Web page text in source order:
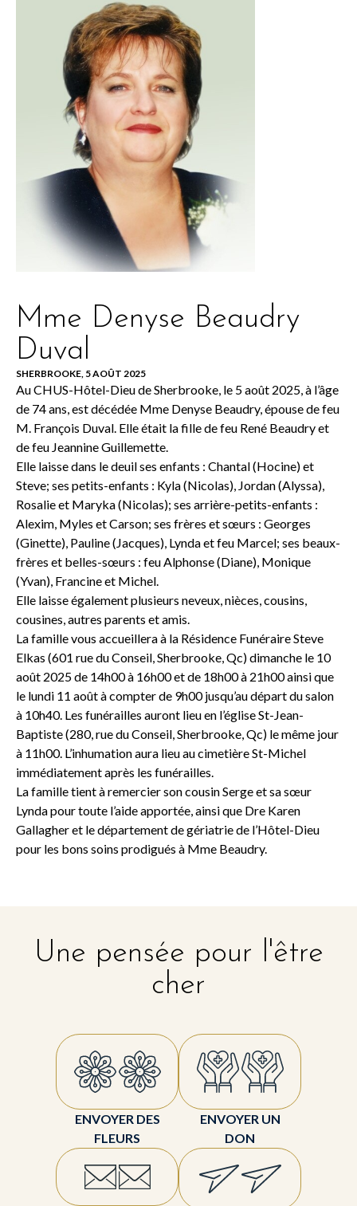
Mme Denyse Beaudry
Duval
SHERBROOKE, 5 AOÛT 2025
Au CHUS-Hôtel-Dieu de Sherbrooke, le 5 août 2025, à l’âge
de 74 ans, est décédée Mme Denyse Beaudry, épouse de feu
M. François Duval. Elle était la fille de feu René Beaudry et
de feu Jeannine Guillemette.
Elle laisse dans le deuil ses enfants : Chantal (Hocine) et
Steve; ses petits-enfants : Kyla (Nicolas), Jordan (Alyssa),
Rosalie et Maryka (Nicolas); ses arrière-petits-enfants :
Alexim, Myles et Carson; ses frères et sœurs : Georges
(Ginette), Pauline (Jacques), Lynda et feu Marcel; ses beaux-
frères et belles-sœurs : feu Alphonse (Diane), Monique
(Yvan), Francine et Michel.
Elle laisse également plusieurs neveux, nièces, cousins,
cousines, autres parents et amis.
La famille vous accueillera à la Résidence Funéraire Steve
Elkas (601 rue du Conseil, Sherbrooke, Qc) dimanche le 10
août 2025 de 14h00 à 16h00 et de 18h00 à 21h00 ainsi que
le lundi 11 août à compter de 9h00 jusqu’au départ du salon
à 10h40. Les funérailles auront lieu en l’église St-Jean-
Baptiste (280, rue du Conseil, Sherbrooke, Qc) le même jour
à 11h00. L’inhumation aura lieu au cimetière St-Michel
immédiatement après les funérailles.
La famille tient à remercier son cousin Serge et sa sœur
Lynda pour toute l’aide apportée, ainsi que Dre Karen
Gallagher et le département de gériatrie de l’Hôtel-Dieu
pour les bons soins prodigués à Mme Beaudry.
Une pensée pour l'être
cher
ENVOYER DES
FLEURS
ENVOYER UN
DON